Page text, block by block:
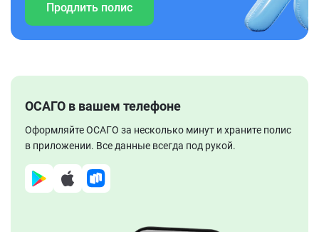
Продлить полис
ОСАГО в вашем телефоне
Оформляйте ОСАГО за несколько минут и храните полис
в приложении. Все данные всегда под рукой.